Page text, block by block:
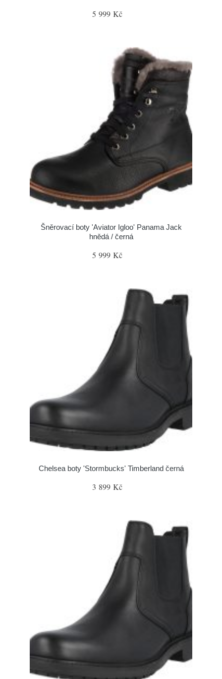
5 999 Kč
Šněrovací boty 'Aviator Igloo' Panama Jack
hnědá / černá
5 999 Kč
Chelsea boty 'Stormbucks' Timberland černá
3 899 Kč